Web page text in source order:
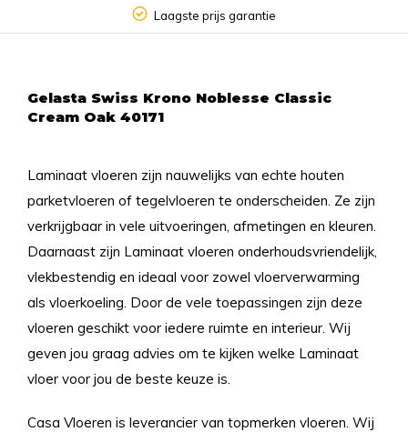
Laagste prijs garantie
Gelasta Swiss Krono Noblesse Classic
Cream Oak 40171
Laminaat vloeren zijn nauwelijks van echte houten
parketvloeren of tegelvloeren te onderscheiden. Ze zijn
verkrijgbaar in vele uitvoeringen, afmetingen en kleuren.
Daarnaast zijn Laminaat vloeren onderhoudsvriendelijk,
vlekbestendig en ideaal voor zowel vloerverwarming
als vloerkoeling. Door de vele toepassingen zijn deze
vloeren geschikt voor iedere ruimte en interieur. Wij
geven jou graag advies om te kijken welke Laminaat
vloer voor jou de beste keuze is.
Casa Vloeren is leverancier van topmerken vloeren. Wij